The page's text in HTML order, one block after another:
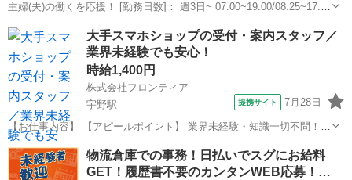
主婦(夫)の働くを応援！ [勤務日数]： 週3日~ 07:00~19:00/08:25~17:20
[勤務地・最寄駅]： 岡山県玉野市槌ケ原948 非公開 常山駅自動車4分／
迫川駅／八浜駅 [職種名]：保育士・認可保...
岡山 保育士
大手スマホショップの受付・案内スタッフ／
業界未経験でも安心！
時給1,400円
株式会社フロンティア
宇野駅
提携サイト 7月28日
【お仕事内容】 【アピールポイント】 業界未経験・知識一切不問！充
実の研修で安心スタート！ 個人ノルマなし！チームで目標を達成する
スタイルだから、はじめての接客でも安心！ 残業ほぼなし＆有給休暇
100％消化OK！仕事もプライ...
岡山 玉野市 宇野駅 携帯ショップ
物流倉庫での事務！日払いでスグにお給料
GET！履歴書不要のカンタンWEB応募！…